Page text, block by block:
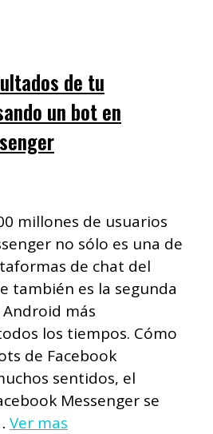
de tu
un bot en
millones de usuarios
no sólo es una de
de chat del
también es la segunda
más
los tiempos. Cómo
de Facebook
sentidos, el
Messenger se
Ver mas